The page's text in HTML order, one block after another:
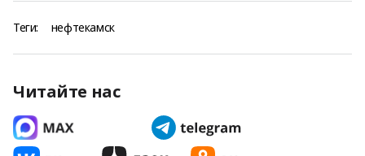
Теги: нефтекамск
Читайте нас